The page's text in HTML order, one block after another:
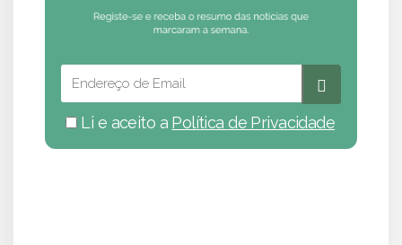
Li e aceito a Política de Privacidade